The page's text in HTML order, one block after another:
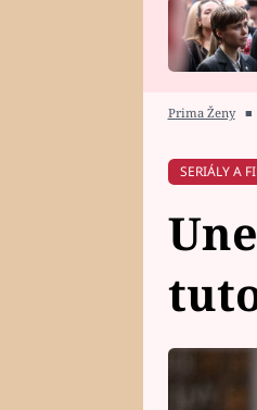
HOROSKOP NA
Prima Ženy ■
SERIÁLY A